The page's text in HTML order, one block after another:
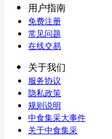
用户指南
免费注册
常见问题
在线交易
关于我们
服务协议
隐私政策
规则说明
中食集采大事件
关于中食集采